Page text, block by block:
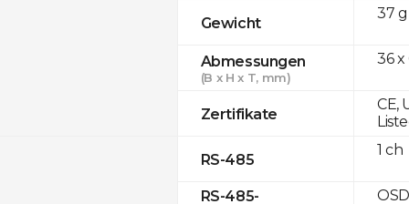
Gewicht
Abmessungen
(B x H x T, mm)
Zertifikate
RS-485
RS-485-
37 g
36 x
CE,
1 ch